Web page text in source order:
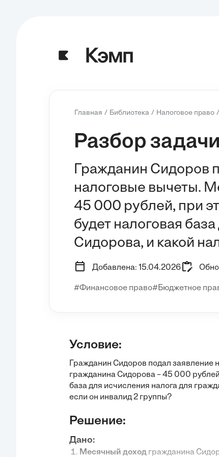
Главная Библиотека Налоговое право
Разбор задачи
Гражданин Сидоров
налоговые вычеты.
45 000 рублей, при
будет налоговая
Сидорова, и какой
Добавлена: 15.04.2026
#Финансовое право#Бюджетное
Условие:
Гражданин Сидоров подал
гражданина Сидорова – 45 000
база для исчисления налога для
если он инвалид 2 группы?
Решение:
Дано:
Месячный доход гражданина